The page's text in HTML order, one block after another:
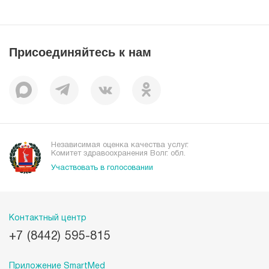
Пациентам
Присоединяйтесь к нам
Независимая оценка качества услуг.
Комитет здравоохранения Волг. обл.
Участвовать в голосовании
Контактный центр
+7 (8442) 595-815
Приложение SmartMed